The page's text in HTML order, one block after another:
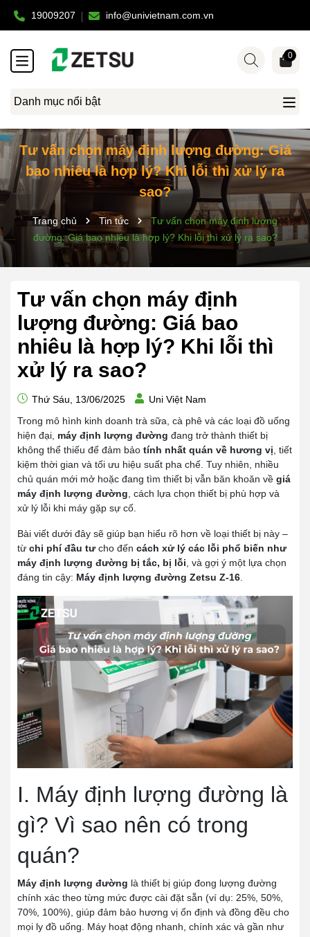
19009207 info@univietnam.com.vn
Danh mục nổi bật
0
Tư vấn chọn máy định lượng đường: Giá
bao nhiêu là hợp lý? Khi lỗi thì xử lý ra
sao?
Trang chủ Tin tức
Tư vấn chọn máy định lượng
đường: Giá bao nhiêu là hợp lý? Khi lỗi thì xử lý ra sao?
Tư vấn chọn máy định
lượng đường: Giá bao
nhiêu là hợp lý? Khi lỗi thì
xử lý ra sao?
Thứ Sáu, 13/06/2025
Uni Việt Nam
Trong mô hình kinh doanh trà sữa, cà phê và các loại đồ uống
hiện đại, máy định lượng đường đang trở thành thiết bị
không thể thiếu để đảm bảo tính nhất quán về hương vị , tiết
kiệm thời gian và tối ưu hiệu suất pha chế. Tuy nhiên, nhiều
chủ quán mới mở hoặc đang tìm thiết bị vẫn băn khoăn về giá
máy định lượng đường , cách lựa chọn thiết bị phù hợp và
xử lý lỗi khi máy gặp sự cố.
Bài viết dưới đây sẽ giúp bạn hiểu rõ hơn về loại thiết bị này –
từ chi phí đầu tưcho đến cách xử lý các lỗi phổ biến như
máy định lượng đường bị tắc, bị lỗi , và gợi ý một lựa chọn
đáng tin cậy: Máy định lượng đường Zetsu Z-16
I. Máy định lượng đường là
gì? Vì sao nên có trong
quán?
Máy định lượng đường là thiết bị giúp đong lượng đường
chính xác theo từng mức được cài đặt sẵn (ví dụ: 25%, 50%,
70%, 100%), giúp đảm bảo hương vị ổn định và đồng đều cho
mọi ly đồ uống. Máy hoạt động nhanh, chính xác và gần như